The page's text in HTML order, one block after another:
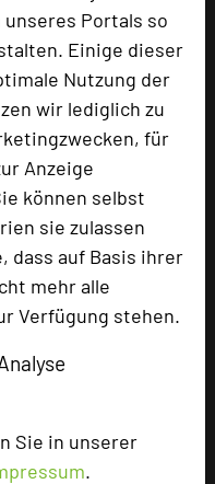
unseres Portals so
Einige dieser
Nutzung der
wir lediglich zu
für
Anzeige
können selbst
sie zulassen
dass auf Basis ihrer
mehr alle
Verfügung stehen.
Sie in unserer
.